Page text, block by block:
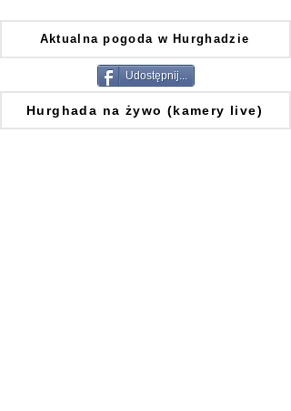
Aktualna pogoda w Hurghadzie
Udostępnij...
Hurghada na żywo (kamery live)